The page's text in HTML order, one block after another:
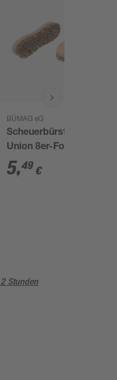
BÜMAG eG
Scheuerbürste Holz
Union 8er-Form
5,49 €
Stunden